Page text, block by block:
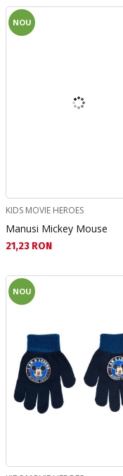
NOU
KIDS MOVIE HEROES
Manusi Mickey Mouse
Текуща цена:
21,23 RON
NOU